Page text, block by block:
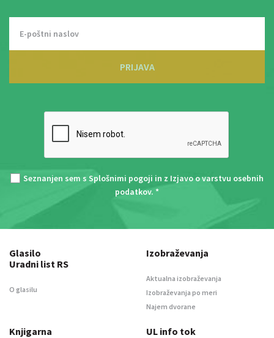
PRIJAVA
Seznanjen sem s Splošnimi pogoji in z Izjavo o varstvu osebnih
podatkov. *
Glasilo
Uradni list RS
O glasilu
Izobraževanja
Aktualna izobraževanja
Izobraževanja po meri
Najem dvorane
Knjigarna UL info tok